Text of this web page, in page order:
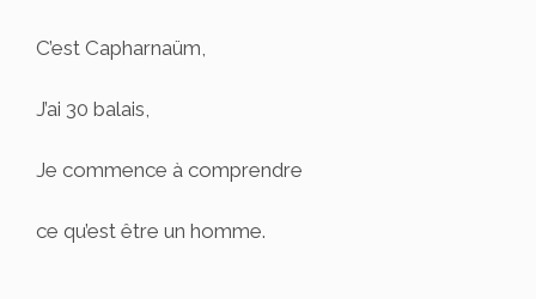
C’est Capharnaüm,
J’ai 30 balais,
Je commence à comprendre
ce qu’est être un homme.